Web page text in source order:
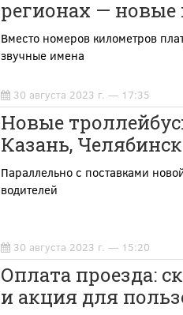
регионах — новые
Вместо номеров километров
звучные имена
30 августа 2023 г. — 17:35
Новые
Казань,
Параллельно с поставками
водителей
30 августа 2023 г. — 15:20
Оплата проезда:
и акция для